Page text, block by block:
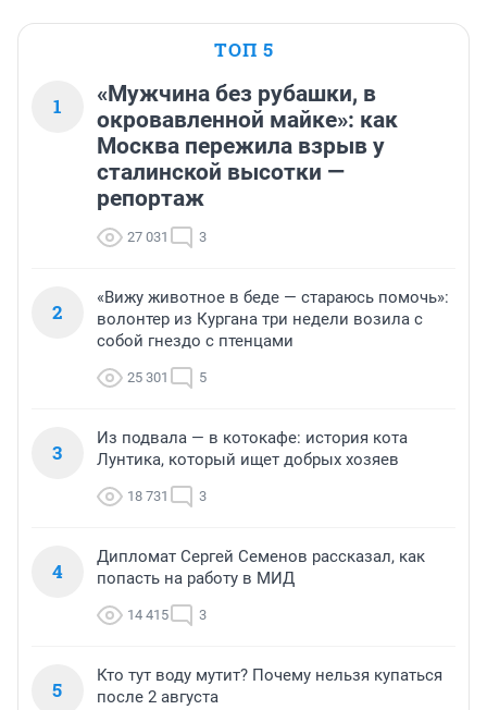
ТОП 5
1
«Мужчина без рубашки, в
окровавленной майке»: как
Москва пережила взрыв у
сталинской высотки —
репортаж
27 031 3
2
«Вижу животное в беде — стараюсь помочь»:
волонтер из Кургана три недели возила с
собой гнездо с птенцами
25 301 5
3
Из подвала — в котокафе: история кота
Лунтика, который ищет добрых хозяев
18 731 3
4
Дипломат Сергей Семенов рассказал, как
попасть на работу в МИД
14 415 3
5
Кто тут воду мутит? Почему нельзя купаться
после 2 августа